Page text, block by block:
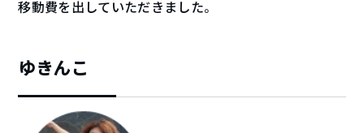
移動費を出していただきました。
ゆきんこ